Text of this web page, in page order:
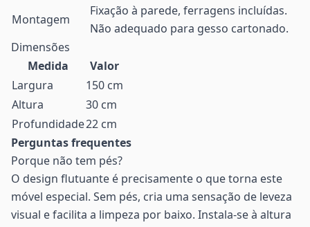
Montagem
Fixação à parede, ferragens incluídas.
Não adequado para gesso cartonado.
Dimensões
Medida
Valor
Largura
150 cm
Altura
30 cm
Profundidade22 cm
Perguntas frequentes
Porque não tem pés?
O design flutuante é precisamente o que torna este
móvel especial. Sem pés, cria uma sensação de leveza
visual e facilita a limpeza por baixo. Instala-se à altura